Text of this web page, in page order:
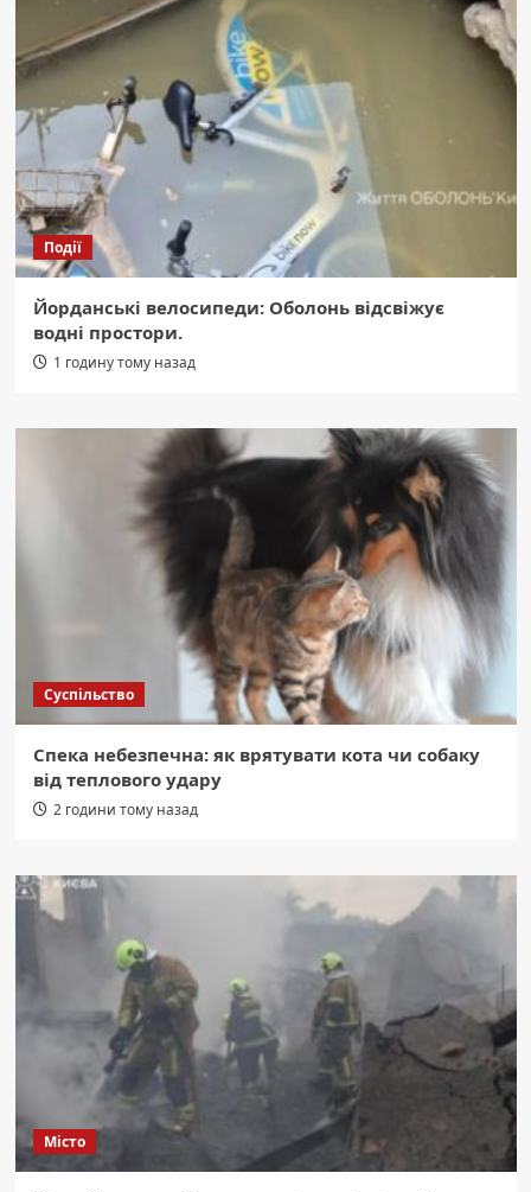
Події
Йорданські велосипеди: Оболонь відсвіжує
водні простори.
1 годину тому назад
Суспільство
Спека небезпечна: як врятувати кота чи собаку
від теплового удару
2 години тому назад
Місто